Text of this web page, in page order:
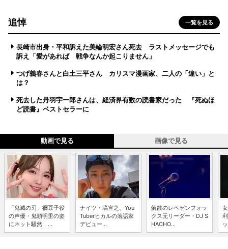
追悼 一覧を見る
長崎市出身・平和訴えた美輪明宏さん死去 ラストメッセージでも
訴え「愛があれば 戦争なんか起こりません」
つげ義春さんと白土三平さん カリスマ漫画家、二人の「違い」と
は？
死去した丹羽宇一郎さんは、経済界有数の読書家だった 『死ぬほ
ど読書』ベストセラーに
動画で見る 画像で見る
「鬼滅の刃」禰豆子役
の声優・鬼頭明里の姿
にネット騒然 ...
ナイツ・塙宣之、You
Tuberヒカルの落語家
デビュー...
解散のレペゼンフォッ
クス元リーダー・DJ S
HACHO...